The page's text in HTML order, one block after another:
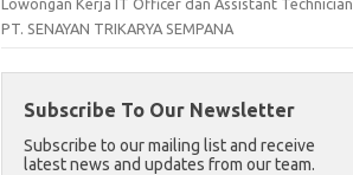
PT. SENAYAN TRIKARYA SEMPANA
Subscribe To Our Newsletter
Subscribe to our mailing list and receive
latest news and updates from our team.